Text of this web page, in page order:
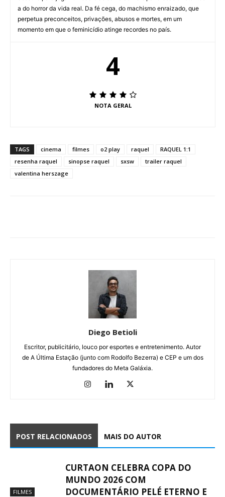
a do horror da vida real. Da fé cega, do machismo enraizado, que
perpetua preconceitos, privações, abusos e mortes, em um
momento em que o feminicídio atinge recordes no país.
4
NOTA GERAL
TAGS cinema filmes o2 play raquel
RAQUEL 1:1
resenha raquel
sinopse raquel sxsw
trailer raquel
valentina herszage
Diego Betioli
Escritor, publicitário, louco por esportes e entretenimento. Autor
de A Última Estação (junto com Rodolfo Bezerra) e CEP e um dos
fundadores do Meta Galáxia.
POST RELACIONADOS MAIS DO AUTOR
FILMES
CURTAON CELEBRA COPA DO
MUNDO 2026 COM
DOCUMENTÁRIO PELÉ ETERNO E